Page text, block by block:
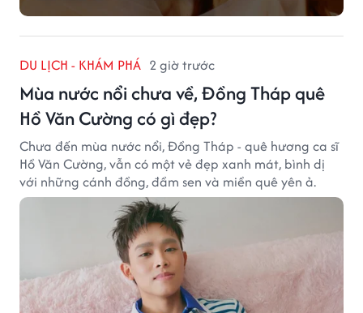
DU LỊCH - KHÁM PHÁ 2 giờ trước
Mùa nước nổi chưa về, Đồng Tháp quê
Hồ Văn Cường có gì đẹp?
Chưa đến mùa nước nổi, Đồng Tháp - quê hương ca sĩ
Hồ Văn Cường, vẫn có một vẻ đẹp xanh mát, bình dị
với những cánh đồng, đầm sen và miền quê yên ả.